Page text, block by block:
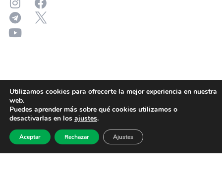
Utilizamos cookies para ofrecerte la mejor experiencia en nuestra
web.
Puedes aprender más sobre qué cookies utilizamos o
desactivarlas en los ajustes.
Aceptar Rechazar Ajustes